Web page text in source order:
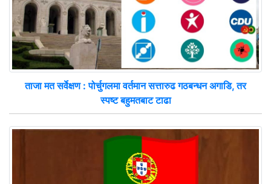
ताजा मत सर्वेक्षण : पोर्चुगलमा वर्तमान सत्तारुढ गठबन्धन अगाडि, तर
स्पष्ट बहुमतबाट टाढा